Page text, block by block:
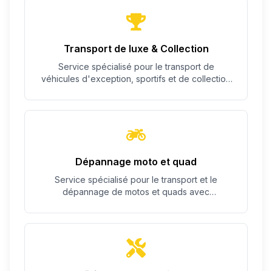
Transport de luxe & Collection
Service spécialisé pour le transport de
véhicules d'exception, sportifs et de collection
Dépannage moto et quad
Service spécialisé pour le transport et le
dépannage de motos et quads avec